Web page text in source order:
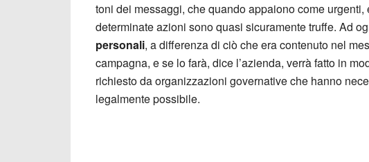
toni dei messaggi, che quando appaiono come
determinate azioni sono quasi sicuramente truffe. Ad
personali, a differenza di ciò che era contenuto nel
campagna, e se lo farà, dice l’azienda, verrà fatto in
richiesto da organizzazioni governative che hanno
legalmente possibile.